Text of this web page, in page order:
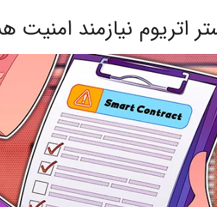
اتریوم نیازمند امنیت